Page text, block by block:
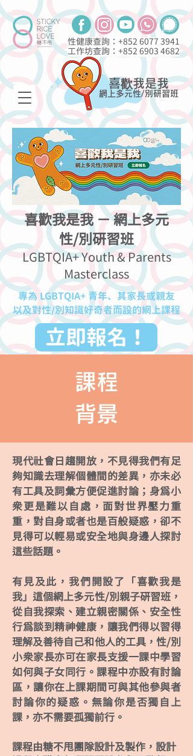
性健康查詢：+852 6077 3941
工作坊查詢：+852 6903 4682
喜歡我是我
網上多元性/別研習班
喜歡我是我 － 網上多元
性/別研習班
LGBTQIA+ Youth & Parents
Masterclass
專為 LGBTQIA+ 青年、其家長或親友
以及對性/別知識好奇者而設的網上課程
立即報名！
課程
背景
現代社會日趨開放，不見得我們有足
夠知識去理解個體間的差異，亦未必
有工具及詞彙方便促進討論；身為小
眾更是難以自處，面對世界壓力重
重，對自身或者也是百般疑惑，卻不
見得可以輕易或安全地與身邊人探討
這些話題。
有見及此，我們開設了「喜歡我是
我」這個網上多元性/別親子研習班，
從自我探索、建立親密關係、安全性
行為談到精神健康，讓我們得以習得
理解及善待自己和他人的工具，性/別
小眾家長亦可在家長支援一課中學習
如何與子女同行。課程中亦設有討論
區，讓你在上課期間可與其他參與者
討論你的疑惑。無論你是否獨自上
課，亦不需要孤獨前行。
課程由糖不甩團隊設計及製作，設計